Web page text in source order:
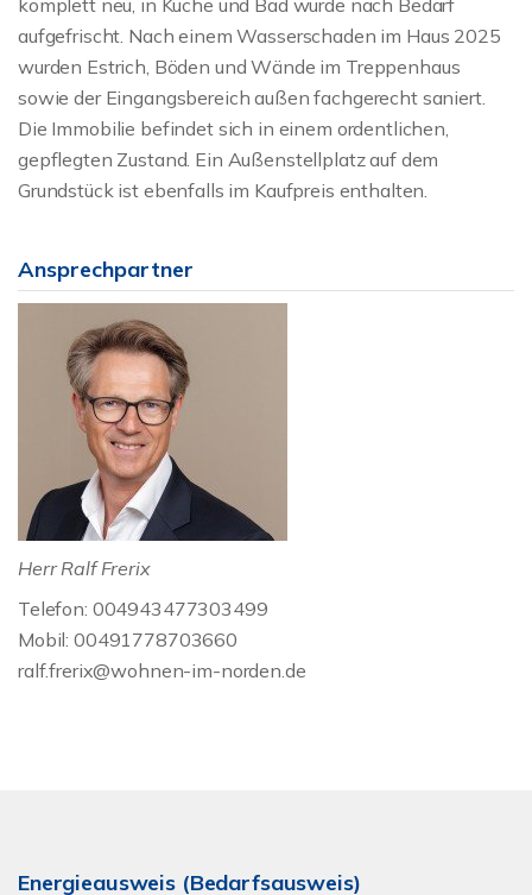
komplett neu, in Küche und Bad wurde nach Bedarf
aufgefrischt. Nach einem Wasserschaden im Haus 2025
wurden Estrich, Böden und Wände im Treppenhaus
sowie der Eingangsbereich außen fachgerecht saniert.
Die Immobilie befindet sich in einem ordentlichen,
gepflegten Zustand. Ein Außenstellplatz auf dem
Grundstück ist ebenfalls im Kaufpreis enthalten.
Ansprechpartner
Herr Ralf Frerix
Telefon: 004943477303499
Mobil: 00491778703660
ralf.frerix@wohnen-im-norden.de
Energieausweis (Bedarfsausweis)